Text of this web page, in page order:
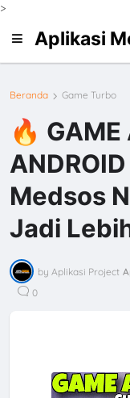
>
Aplikasi
Beranda Game Turbo
🔥 GAME
Medsos
Jadi
by Aplikasi Project
0